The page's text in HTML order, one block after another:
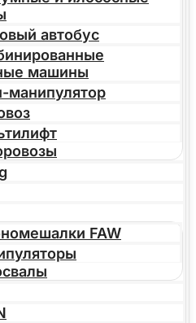
автобус
машины
манипулятор
FAW